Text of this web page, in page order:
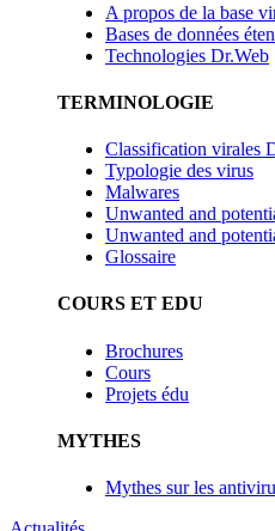
A propos de la base
Bases de données
Technologies Dr.Web
TERMINOLOGIE
Classification virales
Typologie des virus
Malwares
Unwanted and
Unwanted and
Glossaire
COURS ET EDU
Brochures
Cours
Projets édu
MYTHES
Mythes sur les